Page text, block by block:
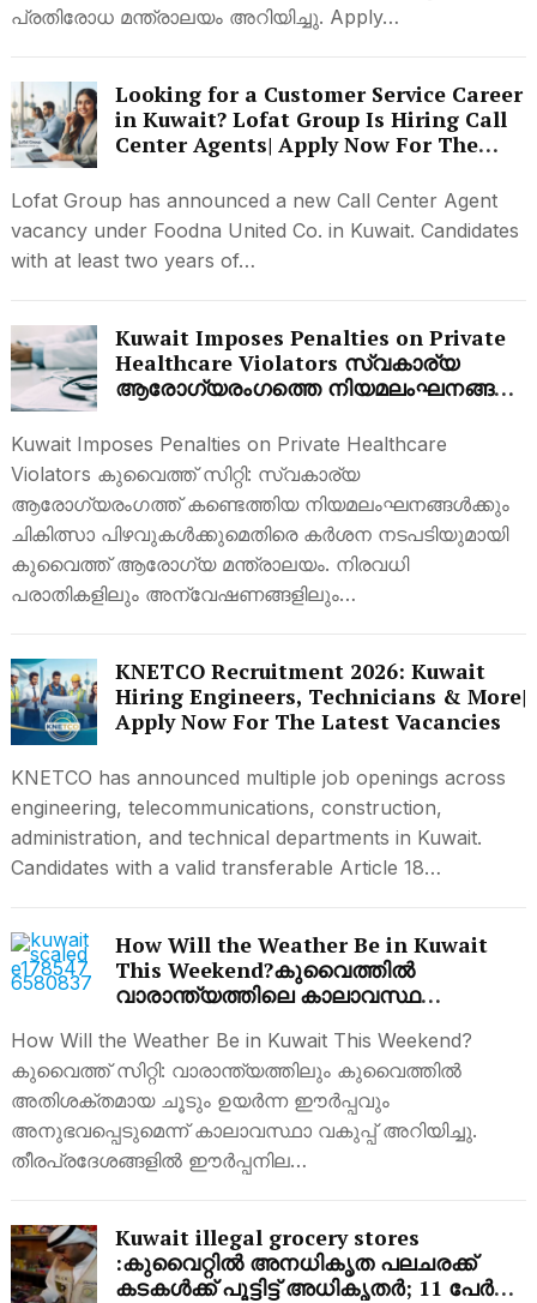
പ്രതിരോധ മന്ത്രാലയം അറിയിച്ചു. Apply…
Looking for a Customer Service Career
in Kuwait? Lofat Group Is Hiring Call
Center Agents| Apply Now For The
Lofat Group has announced a new Call Center Agent
vacancy under Foodna United Co. in Kuwait. Candidates
with at least two years of…
Kuwait Imposes Penalties on Private
Healthcare Violators സ്വകാര്യ
ആരോഗ്യരംഗത്തെ നിയമലംഘനങ്ങൾ:
Kuwait Imposes Penalties on Private Healthcare
Violators കുവൈത്ത് സിറ്റി: സ്വകാര്യ
ആരോഗ്യരംഗത്ത് കണ്ടെത്തിയ നിയമലംഘനങ്ങൾക്കും
ചികിത്സാ പിഴവുകൾക്കുമെതിരെ കർശന നടപടിയുമായി
കുവൈത്ത് ആരോഗ്യ മന്ത്രാലയം. നിരവധി
പരാതികളിലും അന്വേഷണങ്ങളിലും…
KNETCO Recruitment 2026: Kuwait
Hiring Engineers, Technicians & More|
Apply Now For The Latest Vacancies
KNETCO has announced multiple job openings across
engineering, telecommunications, construction,
administration, and technical departments in Kuwait.
Candidates with a valid transferable Article 18…
How Will the Weather Be in Kuwait
This Weekend?കുവൈത്തിൽ
വാരാന്ത്യത്തിലെ കാലാവസ്ഥ
വിവരങ്ങൾ
How Will the Weather Be in Kuwait This Weekend?
കുവൈത്ത് സിറ്റി: വാരാന്ത്യത്തിലും കുവൈത്തിൽ
അതിശക്തമായ ചൂടും ഉയർന്ന ഈർപ്പവും
അനുഭവപ്പെടുമെന്ന് കാലാവസ്ഥാ വകുപ്പ് അറിയിച്ചു.
തീരപ്രദേശങ്ങളിൽ ഈർപ്പനില…
Kuwait illegal grocery stores
:കുവൈറ്റിൽ അനധികൃത പലചരക്ക്
കടകൾക്ക് പൂട്ടിട്ട് അധികൃതർ; 11 പേർ